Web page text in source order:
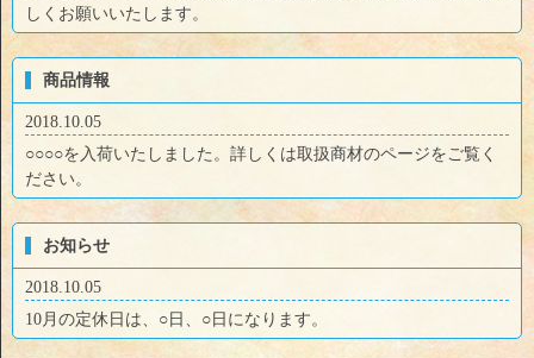
しくお願いいたします。
商品情報
2018.10.05
○○○○を入荷いたしました。詳しくは取扱商材のページをご覧く
ださい。
お知らせ
2018.10.05
10月の定休日は、○日、○日になります。